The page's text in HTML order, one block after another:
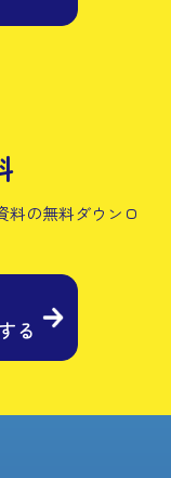
料の無料ダウンロ
る